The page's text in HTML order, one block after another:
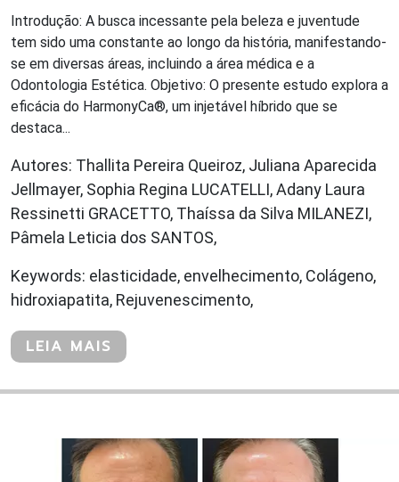
Introdução: A busca incessante pela beleza e juventude
tem sido uma constante ao longo da história, manifestando-
se em diversas áreas, incluindo a área médica e a
Odontologia Estética. Objetivo: O presente estudo explora a
eficácia do HarmonyCa®, um injetável híbrido que se
destaca...
Autores: Thallita Pereira Queiroz, Juliana Aparecida
Jellmayer, Sophia Regina LUCATELLI, Adany Laura
Ressinetti GRACETTO, Thaíssa da Silva MILANEZI,
Pâmela Leticia dos SANTOS,
Keywords: elasticidade, envelhecimento, Colágeno,
hidroxiapatita, Rejuvenescimento,
LEIA MAIS